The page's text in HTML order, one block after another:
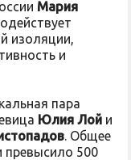
Мария
изоляции,
и
пара
Юлия Лой и
. Общее
превысило 500